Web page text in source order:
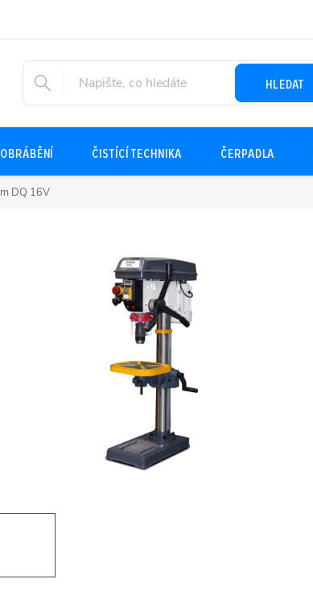
HLEDAT
ČISTÍCÍ TECHNIKA ČERPADLA
DQ 16V